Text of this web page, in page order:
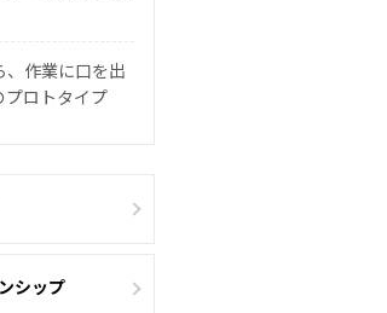
、作業に口を出
プロトタイプ
シップ